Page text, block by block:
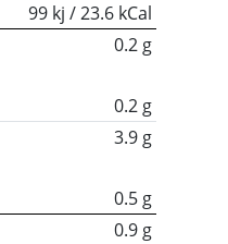
99 kj / 23.6 kCal
0.2 g
0.2 g
3.9 g
0.5 g
0.9 g